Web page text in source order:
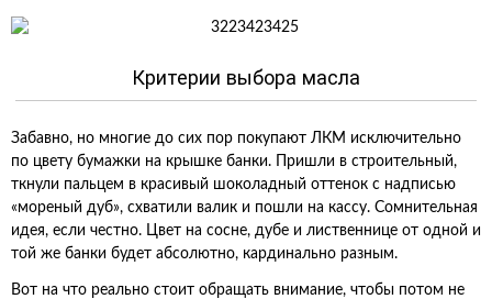
Критерии выбора масла
Забавно, но многие до сих пор покупают ЛКМ исключительно
по цвету бумажки на крышке банки. Пришли в строительный,
ткнули пальцем в красивый шоколадный оттенок с надписью
«мореный дуб», схватили валик и пошли на кассу. Сомнительная
идея, если честно. Цвет на сосне, дубе и лиственнице от одной и
той же банки будет абсолютно, кардинально разным.
Вот на что реально стоит обращать внимание, чтобы потом не